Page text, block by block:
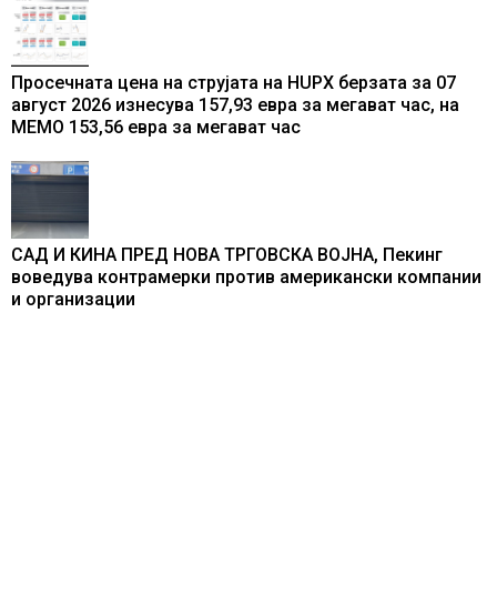
Просечната цена на струјата на HUPX берзата за 07
август 2026 изнесува 157,93 евра за мегават час, на
МЕМО 153,56 евра за мегават час
САД И КИНА ПРЕД НОВА ТРГОВСКА ВОЈНА, Пекинг
воведува контрамерки против американски компании
и организации